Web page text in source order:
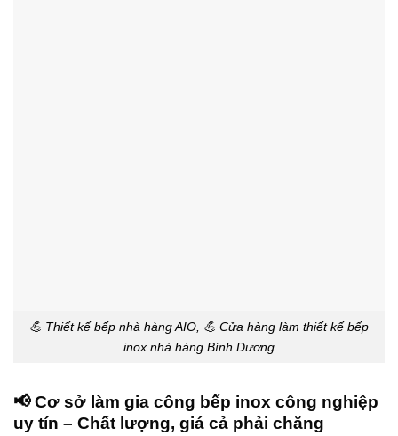
💪 Thiết kế bếp nhà hàng AIO, 💪 Cửa hàng làm thiết kế bếp
inox nhà hàng Bình Dương
📢 Cơ sở làm gia công bếp inox công nghiệp
uy tín – Chất lượng, giá cả phải chăng